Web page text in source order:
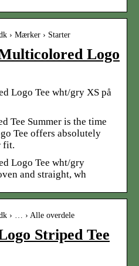
› Mærker › Starter
Logo
Logo Tee wht/gry XS på
Tee Summer is the time
Tee offers absolutely
fit.
Logo Tee wht/gry
and straight, wh
› … › Alle overdele
Striped Tee